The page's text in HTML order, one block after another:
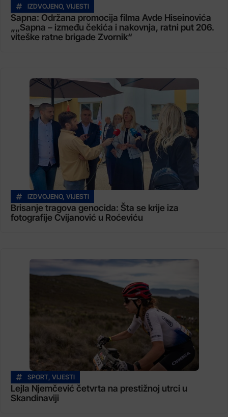
IZDVOJENO, VIJESTI
Sapna: Održana promocija filma Avde Hiseinovića
„„Sapna – između čekića i nakovnja, ratni put 206.
viteške ratne brigade Zvornik“
IZDVOJENO, VIJESTI
Brisanje tragova genocida: Šta se krije iza
fotografije Cvijanović u Roćeviću
SPORT, VIJESTI
Lejla Njemčević četvrta na prestižnoj utrci u
Skandinaviji